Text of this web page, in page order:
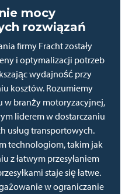
mocy
rozwiązań
firmy Fracht zostały
i optymalizacji potrzeb
wydajność przy
kosztów. Rozumiemy
w branży motoryzacyjnej,
liderem w dostarczaniu
usług transportowych.
technologiom, takim jak
z łatwym przesyłaniem
staje się łatwe.
w ograniczanie